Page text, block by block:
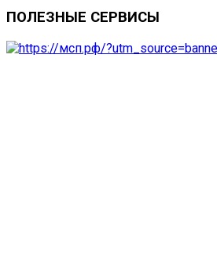
ПОЛЕЗНЫЕ СЕРВИСЫ